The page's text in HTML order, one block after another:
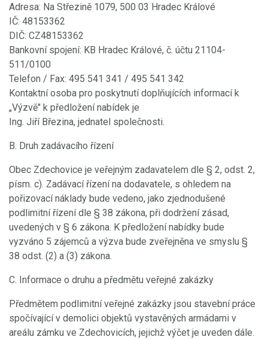
Adresa: Na Střezině 1079, 500 03 Hradec Králové
IČ: 48153362
DIČ: CZ48153362
Bankovní spojení: KB Hradec Králové, č. účtu 21104-
511/0100
Telefon / Fax: 495 541 341 / 495 541 342
Kontaktní osoba pro poskytnutí doplňujících informací k
„Výzvě" k předložení nabídek je
Ing. Jiří Březina, jednatel společnosti.
B. Druh zadávacího řízení
Obec Zdechovice je veřejným zadavatelem dle § 2, odst. 2,
písm. c). Zadávací řízení na dodavatele, s ohledem na
pořizovací náklady bude vedeno, jako zjednodušené
podlimitní řízení dle § 38 zákona, při dodržení zásad,
uvedených v § 6 zákona. K předložení nabídky bude
vyzváno 5 zájemců a výzva bude zveřejněna ve smyslu §
38 odst. (2) a (3) zákona.
C. Informace o druhu a předmětu veřejné zakázky
Předmětem podlimitní veřejné zakázky jsou stavební práce
spočívající v demolici objektů vystavěných armádami v
areálu zámku ve Zdechovicích, jejichž výčet je uveden dále.